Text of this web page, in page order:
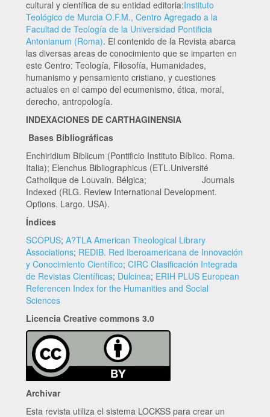
cultural y científica de su entidad editoria:Instituto
Teológico de Murcia O.F.M., Centro Agregado a la
Facultad de Teología de la Universidad Pontificia
Antonianum (Roma). El contenido de la Revista abarca
las diversas areas de conocimiento que se imparten en
este Centro: Teología, Filosofía, Humanidades,
humanismo y pensamiento cristiano, y cuestiones
actuales en el campo del ecumenismo, ética, moral,
derecho, antropología.
INDEXACIONES DE CARTHAGINENSIA
Bases Bibliográficas
Enchiridium Biblicum (Pontificio Instituto Bíblico. Roma.
Italia); Elenchus Bibliographicus (ETL.Université
Catholique de Louvain. Bélgica; Journals
Indexed (RLG. Review International Development.
Options. Largo. USA).
Índices
SCOPUS; A?TLA American Theological Library
Associations; REDIB. Red Iberoamericana de Innovación
y Conocimiento Científico; CIRC Clasificación Integrada
de Revistas Científicas; Dulcinea; ERIH PLUS European
Referencen Index for the Humanities and Social
Sciences
Licencia Creative commons 3.0
Archivar
Esta revista utiliza el sistema LOCKSS para crear un